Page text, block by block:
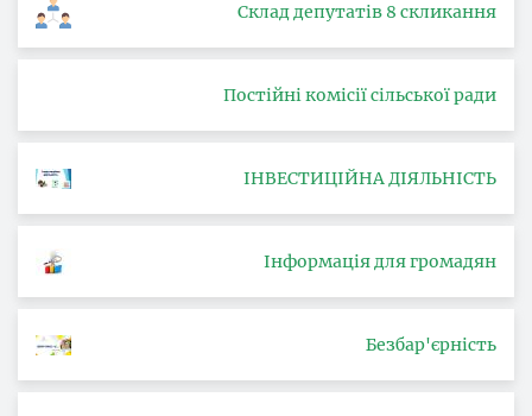
Склад депутатів 8 скликання
Постійні комісії сільської ради
ІНВЕСТИЦІЙНА ДІЯЛЬНІСТЬ
Інформація для громадян
Безбар'єрність